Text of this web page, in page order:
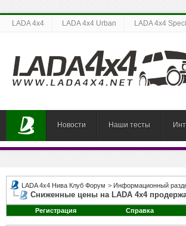
LADA 4x4 LADA 4x4 Urban LADA 4x4
Новости Наши тесты
LADA 4x4 Нива Клуб Форум > Информационный
Сниженные цены на LADA 4x4
Регистрация Справка